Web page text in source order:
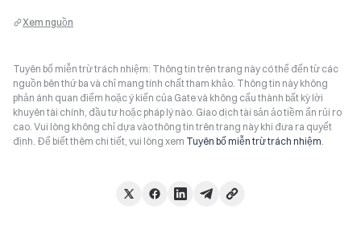
Xem nguồn
Tuyên bố miễn trừ trách nhiệm: Thông tin trên trang này có thể đến từ các
nguồn bên thứ ba và chỉ mang tính chất tham khảo. Thông tin này không
phản ánh quan điểm hoặc ý kiến của Gate và không cấu thành bất kỳ lời
khuyên tài chính, đầu tư hoặc pháp lý nào. Giao dịch tài sản ảo tiềm ẩn rủi ro
cao. Vui lòng không chỉ dựa vào thông tin trên trang này khi đưa ra quyết
định. Để biết thêm chi tiết, vui lòng xem Tuyên bố miễn trừ trách nhiệm.